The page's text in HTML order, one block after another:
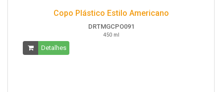
Copo Plástico Estilo Americano
DRTMGCPO091
450 ml
Detalhes